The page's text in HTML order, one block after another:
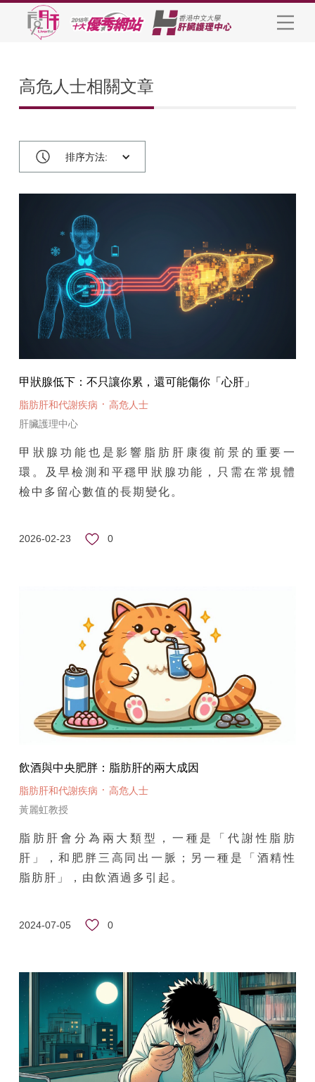
高危人士相關文章
排序方法:
甲狀腺低下：不只讓你累，還可能傷你「心肝」
脂肪肝和代謝疾病 · 高危人士
肝臟護理中心
甲狀腺功能也是影響脂肪肝康復前景的重要一
環。及早檢測和平穩甲狀腺功能，只需在常規體
檢中多留心數值的長期變化。
2026-02-23 0
飲酒與中央肥胖：脂肪肝的兩大成因
脂肪肝和代謝疾病 · 高危人士
黃麗虹教授
脂肪肝會分為兩大類型，一種是「代謝性脂肪
肝」，和肥胖三高同出一脈；另一種是「酒精性
脂肪肝」，由飲酒過多引起。
2024-07-05 0